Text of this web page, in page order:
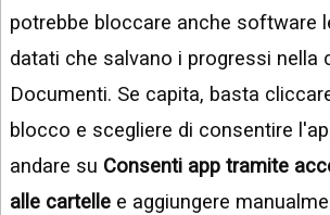
potrebbe bloccare anche software
datati che salvano i progressi nella
Documenti. Se capita, basta
blocco e scegliere di consentire
andare su Consenti app tramite
alle cartelle e aggiungere